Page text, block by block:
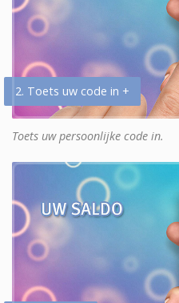
2. Toets uw code in +
Toets uw persoonlijke code in.